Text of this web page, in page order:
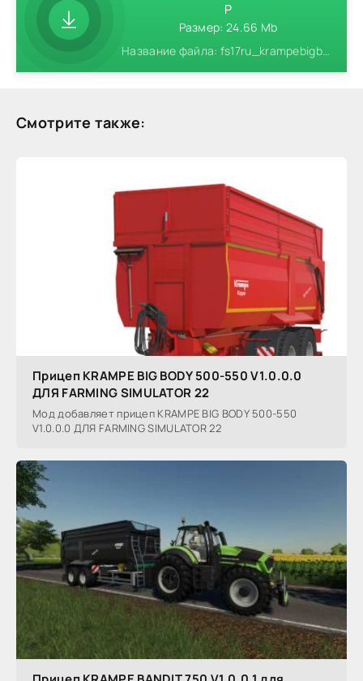
P
Размер: 24.66 Mb
Название файла: fs17ru_krampebigbody900_ty.zip
Смотрите также:
Прицеп KRAMPE BIG BODY 500-550 V1.0.0.0
ДЛЯ FARMING SIMULATOR 22
Мод добавляет прицеп KRAMPE BIG BODY 500-550
V1.0.0.0 ДЛЯ FARMING SIMULATOR 22